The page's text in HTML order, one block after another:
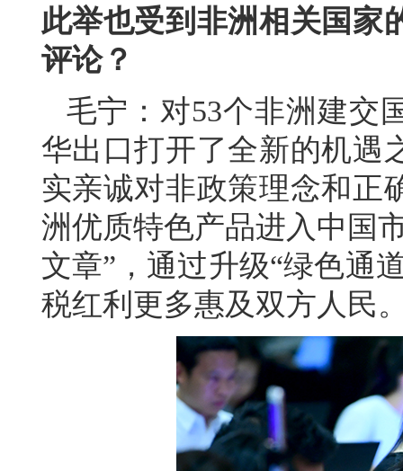
此举也受到非洲相关国家
评论？
毛宁：对53个非洲建交
华出口打开了全新的机遇
实亲诚对非政策理念和正
洲优质特色产品进入中国
文章”，通过升级“绿色通
税红利更多惠及双方人民